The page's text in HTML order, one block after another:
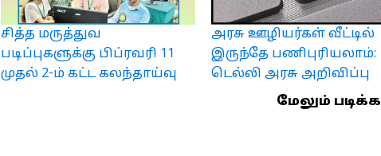
சித்த மருத்துவ
படிப்புகளுக்கு பிப்ரவரி 11
முதல் 2-ம் கட்ட கலந்தாய்வு
அரசு ஊழியர்கள் வீட்டில்
இருந்தே பணிபுரியலாம்:
டெல்லி அரசு அறிவிப்பு
மேலும் படிக்க